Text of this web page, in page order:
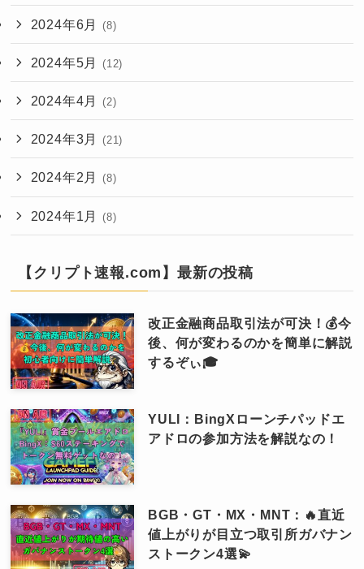
2024年6月 (8)
2024年5月 (12)
2024年4月 (2)
2024年3月 (21)
2024年2月 (8)
2024年1月 (8)
【クリプト速報.com】最新の投稿
改正金融商品取引法が可決！💰今
後、何が変わるのかを簡単に解説
するぞぃ🎓
YULI：BingXローンチパッドエ
アドロの参加方法を解説なの！
BGB・GT・MX・MNT：🔥直近
値上がりが目立つ取引所ガバナン
ストークン4選💫